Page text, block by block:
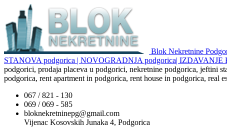
Blok Nekretnine
STANOVA podgorica | NOVOGRADNJA podgorica|
podgorici, prodaja placeva u podgorici, nekretnine podgorica, jeftini
podgorica, rent apartment in podgorica, rent house in podgorica, real
067 / 821 - 130
069 / 069 - 585
bloknekretninepg@gmail.com
Vijenac Kosovskih Junaka 4, Podgorica